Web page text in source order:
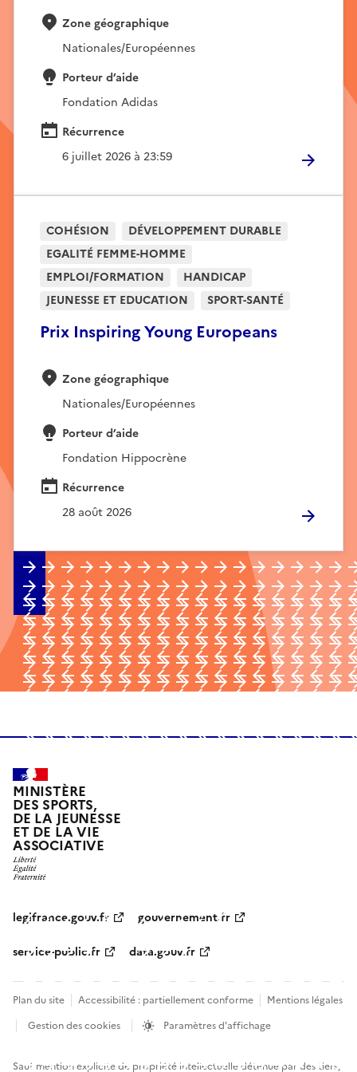
Zone géographique
Nationales/Européennes
Porteur d’aide
Fondation Adidas
Récurrence
6 juillet 2026 à 23:59
Prix Inspiring Young Europeans
COHÉSION
DÉVELOPPEMENT DURABLE
EGALITÉ FEMME-HOMME
EMPLOI/FORMATION
HANDICAP
JEUNESSE ET EDUCATION
SPORT-SANTÉ
Zone géographique
Nationales/Européennes
Porteur d’aide
Fondation Hippocrène
Récurrence
28 août 2026
MINISTÈRE
DES SPORTS,
DE LA JEUNESSE
ET DE LA VIE
ASSOCIATIVE
legifrance.gouv.fr gouvernement.fr
service-public.fr data.gouv.fr
Plan du site Accessibilité : partiellement conforme
Mentions légales
Gestion des cookies
Paramètres d'affichage
Sauf mention explicite de propriété intellectuelle détenue par des tiers,